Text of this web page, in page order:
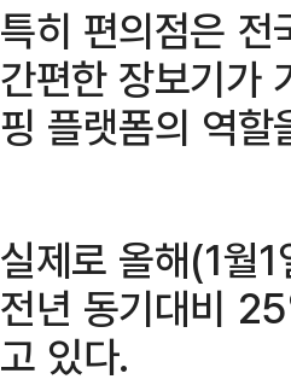
특히 편의점은 전
간편한 장보기가
핑 플랫폼의 역
실제로 올해(1월
전년 동기대비
고 있다.